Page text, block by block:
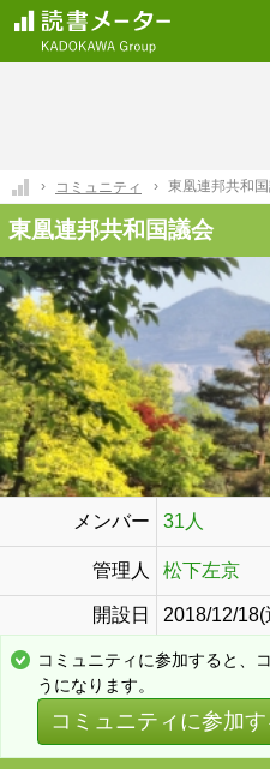
コミュニティ 東凰連邦共和
東凰連邦共和国議会
メンバー 31人
管理人 松下左京
開設日 2018/12/
コミュニティに参加すると、
うになります。
コミュニティに参加す